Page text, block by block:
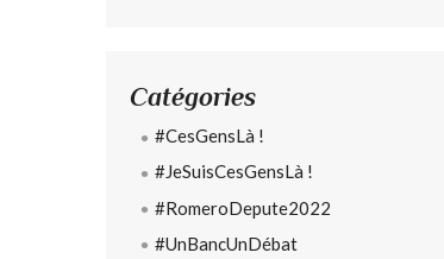
Catégories
#CesGensLà !
#JeSuisCesGensLà !
#RomeroDepute2022
#UnBancUnDébat